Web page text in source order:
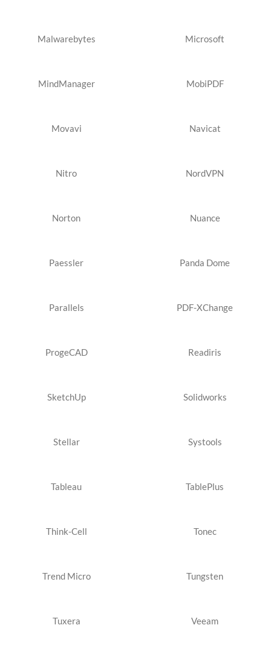
Malwarebytes Microsoft
MindManager MobiPDF
Movavi Navicat
Nitro NordVPN
Norton Nuance
Paessler Panda Dome
Parallels PDF-XChange
ProgeCAD Readiris
SketchUp Solidworks
Stellar Systools
Tableau TablePlus
Think-Cell Tonec
Trend Micro Tungsten
Tuxera Veeam